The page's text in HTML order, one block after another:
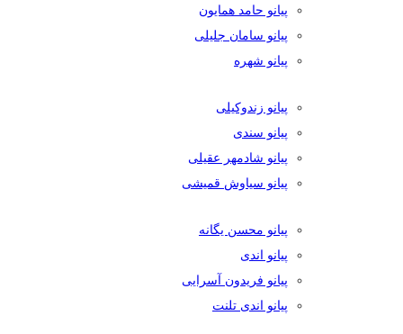
پیانو حامد همایون
پیانو سامان جلیلی
پیانو شهره
پیانو زندوکیلی
پیانو سندی
پیانو شادمهر عقیلی
پیانو سیاوش قمیشی
پیانو محسن یگانه
پیانو اندی
پیانو فریدون آسرایی
پیانو اندی تلنت